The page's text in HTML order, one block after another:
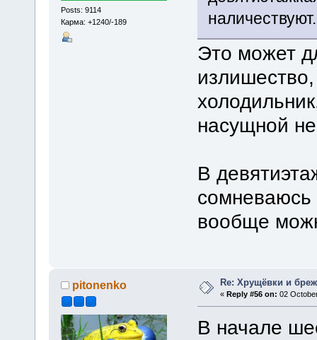
Posts: 9114
Карма: +1240/-189
наличествуют.
Это может
насущной
В
сомневаюсь
вообще
pitonenko Re: Хрущёвки и
« Reply #56 on: 02
В начале